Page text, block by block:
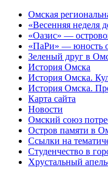
Омская
«Весенняя неделя
«Оазис» —
«ПаРи» — юность
Зеленый друг в
История Омска
История Омска.
История Омска.
Карта сайта
Новости
Омский союз
Остров памяти в
Ссылки на
Студенчество в
Хрустальный